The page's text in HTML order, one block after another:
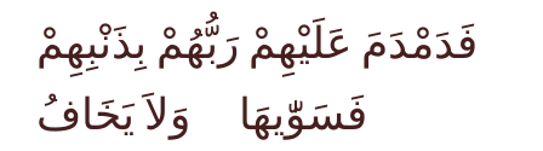
فَدَمْدَمَ عَلَيْهِمْ رَبُّهُمْ بِذَنْبِهِمْ
فَسَوّٰيهَا وَلاَ يَخَافُ